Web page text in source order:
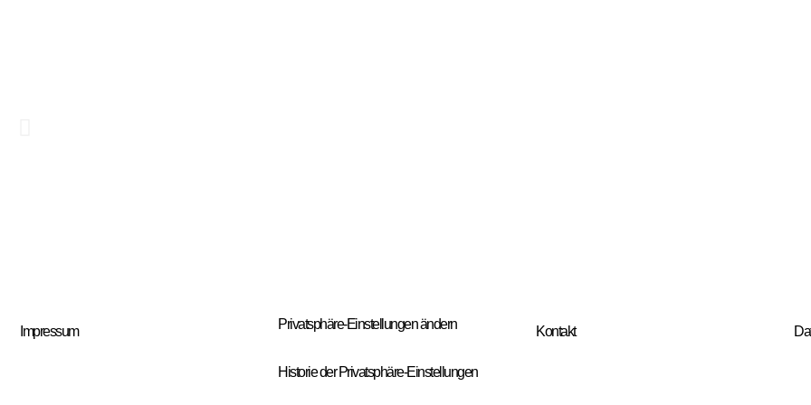
Impressum Privatsphäre-Einstellungen ändern
Historie der Privatsphäre-Einstellungen
Kontakt